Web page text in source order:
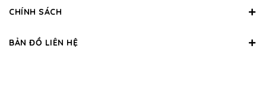
CHÍNH SÁCH
BẢN ĐỒ LIÊN HỆ